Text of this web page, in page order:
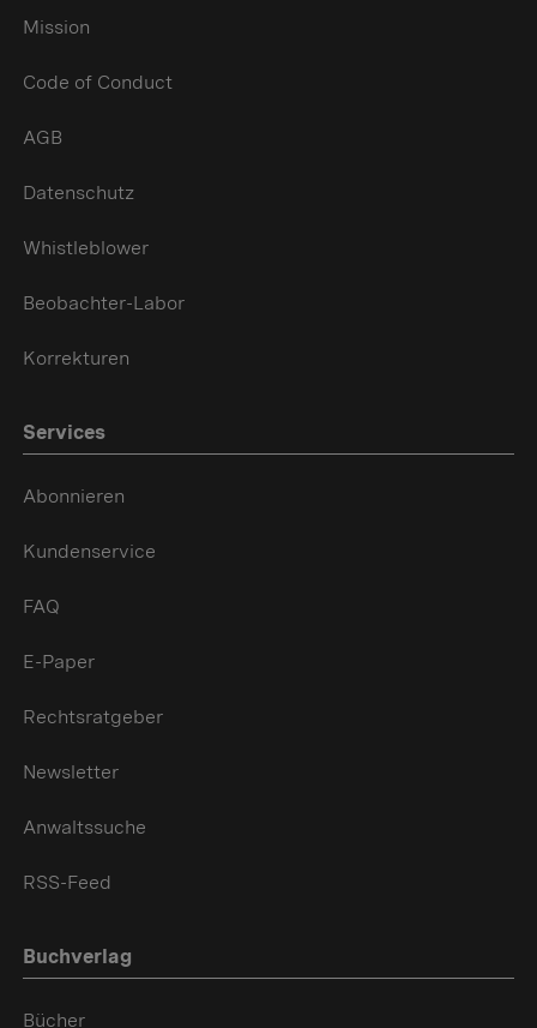
Mission
Code of Conduct
AGB
Datenschutz
Whistleblower
Beobachter-Labor
Korrekturen
Services
Abonnieren
Kundenservice
FAQ
E-Paper
Rechtsratgeber
Newsletter
Anwaltssuche
RSS-Feed
Buchverlag
Bücher